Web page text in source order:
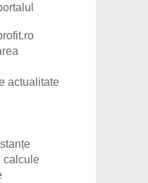
actualitate
calcule